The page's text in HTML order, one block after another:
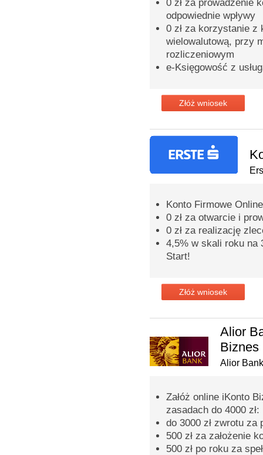
0 zł za prowadzenie
odpowiednie wpływy
0 zł za korzystanie
wielowalutową, przy
rozliczeniowym
e-Księgowość z
Złóż wniosek
Konto Firmowe Online
0 zł za otwarcie i
0 zł za realizację
4,5% w skali roku na
Start!
Złóż wniosek
Alior
Biznes
Alior Bank
Załóż online iKonto
zasadach do 4000 zł:
do 3000 zł zwrotu za
500 zł za założenie
500 zł po roku za